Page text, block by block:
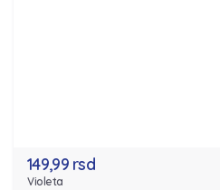
149,99 rsd
Violeta